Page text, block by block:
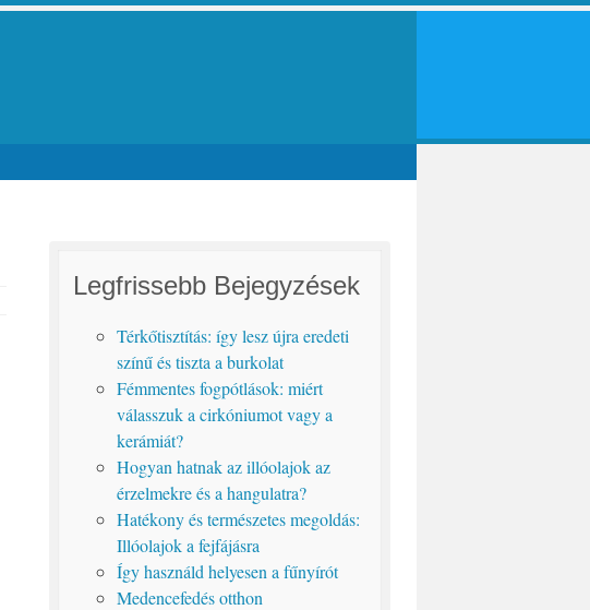
Legfrissebb Bejegyzések
Térkőtisztítás: így lesz újra eredeti
színű és tiszta a burkolat
Fémmentes fogpótlások: miért
válasszuk a cirkóniumot vagy a
kerámiát?
Hogyan hatnak az illóolajok az
érzelmekre és a hangulatra?
Hatékony és természetes megoldás:
Illóolajok a fejfájásra
Így használd helyesen a fűnyírót
Medencefedés otthon